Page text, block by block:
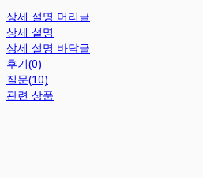
상세 설명 머리글
상세 설명
상세 설명 바닥글
후기(0)
질문(10)
관련 상품